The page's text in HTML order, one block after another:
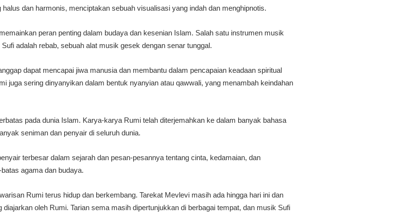
dan harmonis, menciptakan sebuah visualisasi yang indah dan menghipnotis.
peran penting dalam budaya dan kesenian Islam. Salah satu instrumen musik
adalah rebab, sebuah alat musik gesek dengan senar tunggal.
dapat mencapai jiwa manusia dan membantu dalam pencapaian keadaan spiritual
juga sering dinyanyikan dalam bentuk nyanyian atau qawwali, yang menambah keindahan
pada dunia Islam. Karya-karya Rumi telah diterjemahkan ke dalam banyak bahasa
seniman dan penyair di seluruh dunia.
terbesar dalam sejarah dan pesan-pesannya tentang cinta, kedamaian, dan
agama dan budaya.
Rumi terus hidup dan berkembang. Tarekat Mevlevi masih ada hingga hari ini dan
oleh Rumi. Tarian sema masih dipertunjukkan di berbagai tempat, dan musik Sufi